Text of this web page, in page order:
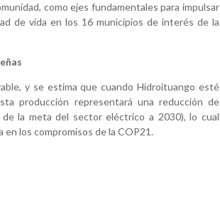
como ejes fundamentales para impulsar
de vida en los 16 municipios de interés de la
y se estima que cuando Hidroituango esté
producción representará una reducción de
la meta del sector eléctrico a 2030), lo cual
los compromisos de la COP21.